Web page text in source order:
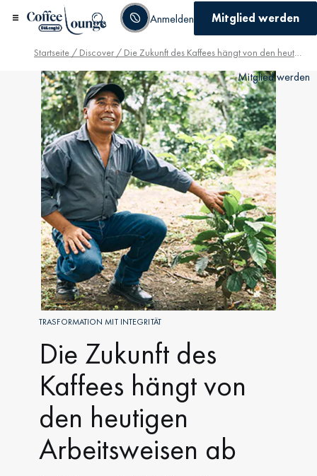
Anmelden Mitglied werden
Mitglied werden
Startseite / Discover / Die Zukunft des Kaffees hängt von den heutigen Arbeitsweisen ab
TRASFORMATION MIT INTEGRITÄT
Die Zukunft des
Kaffees hängt von
den heutigen
Arbeitsweisen ab